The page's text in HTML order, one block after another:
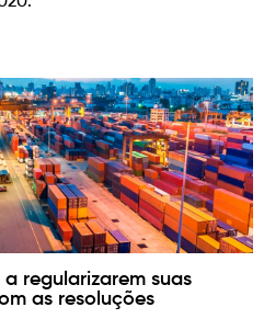
a regularizarem suas
as resoluções